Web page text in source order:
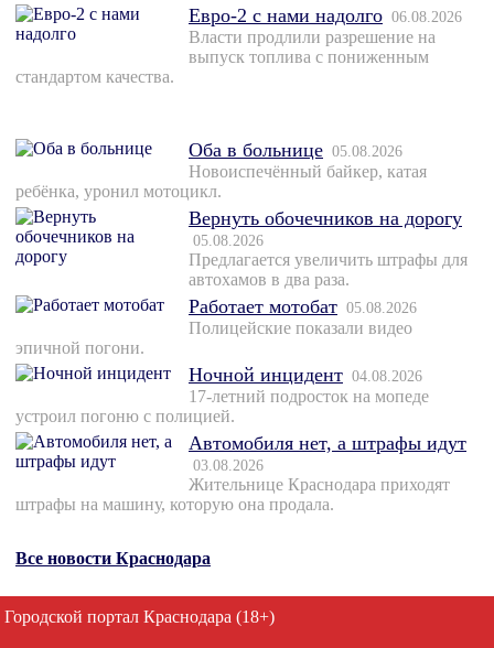
Евро-2 с нами надолго 06.08.2026
Власти продлили разрешение на
выпуск топлива с пониженным
стандартом качества.
Оба в больнице 05.08.2026
Новоиспечённый байкер, катая
ребёнка, уронил мотоцикл.
Вернуть обочечников на дорогу
05.08.2026
Предлагается увеличить штрафы для
автохамов в два раза.
Работает мотобат 05.08.2026
Полицейские показали видео
эпичной погони.
Ночной инцидент 04.08.2026
17-летний подросток на мопеде
устроил погоню с полицией.
Автомобиля нет, а штрафы идут
03.08.2026
Жительнице Краснодара приходят
штрафы на машину, которую она продала.
Все новости Краснодара
Городской портал Краснодара (18+)